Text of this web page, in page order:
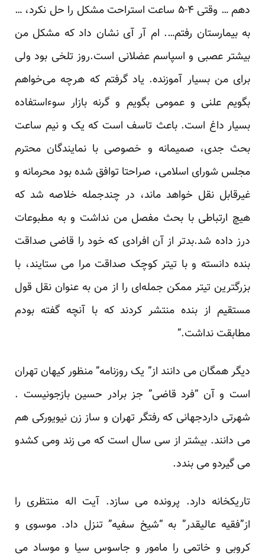
دهم … وقتی ۴-۵ ساعت استراحت مشکل را حل نکرد، …
به بیمارستان رفتم…. ام آر آی نشان داد که مشکل من
بیشتر عصبی و اسپاسم عضلانی است.روز تلخی بود ولی
برای من بسیار آموزنده. یاد گرفتم که هرچه می‌خواهم
بگویم علنی و عمومی بگویم و گرنه بازار سوءاستفاده
بسیار داغ است. باعث تاسف است که یک و نیم ساعت
بحث جدی، صمیمانه و خصوصی با نمایندگان محترم
مجلس شورای اسلامی، صراحتا توافق شده بود محرمانه و
غیرقابل نقل خواهد ماند، در چندجمله خلاصه شد که
هیچ ارتباطی با بحث مفصل من نداشت و به مطبوعات
درز داده شد.بدتر از آن افرادی که خود را قاضی صداقت
بنده دانسته و با تیتر کوچک صداقت مرا می ستایند، با
بزرگترین تیتر ممکن جمله‌ای را از من به عنوان نقل قول
مستقیم از بنده منتشر کردند که با آنچه گفته بودم
مطابقت نداشت.”
دیگر همگان می دانند از” یک روزنامه” منظور کیهان تهران
است و آن “فرد قاضی” جز برادر حسین بازجونیست .
شهرتی داردجهانی که رفتگر تهران و ساز زن نیویورکی هم
می دانند. بیشتر از سی سال است که می زند ومی کشدو
می گیردو می بندد.
تاریکخانه دارد. پرونده می سازد. آیت اله منتظری را
از”فقیه عالیقدر” به “شیخ سفیه” تنزل داد. موسوی و
کروبی و خاتمی را مامور و جاسوس سیا و موساد می